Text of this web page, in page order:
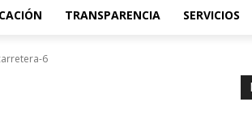
TRANSPARENCIA SERVICIOS
6